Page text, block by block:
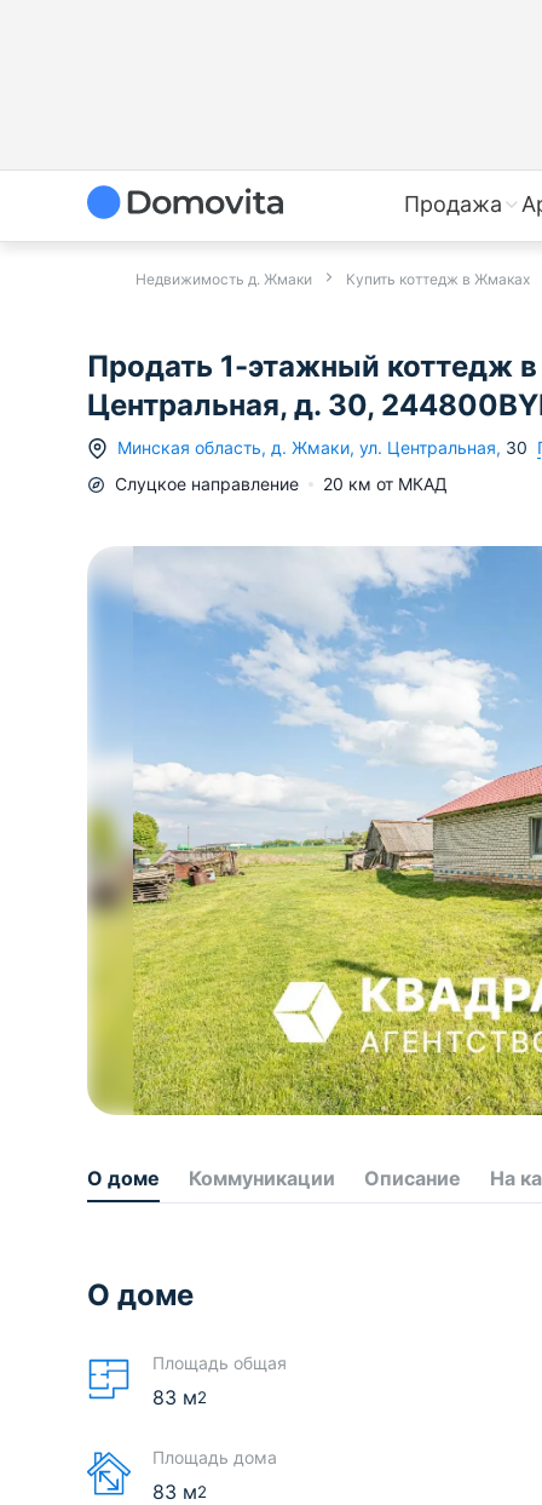
Продажа
Недвижимость д. Жмаки Купить коттедж в Жмаках
Продать 1-этажный коттедж
Центральная, д. 30,
Минская область, д. Жмаки, ул. Центральная, 30
Слуцкое направление 20 км от МКАД
О доме Коммуникации Описание На
О доме
Площадь общая
83 м2
Площадь дома
83 м2